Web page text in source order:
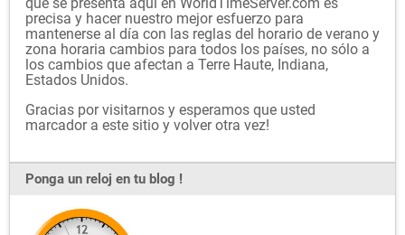
precisa y hacer nuestro mejor esfuerzo para
mantenerse al día con las reglas del horario de verano y
zona horaria cambios para todos los países, no sólo a
los cambios que afectan a Terre Haute, Indiana,
Estados Unidos.
Gracias por visitarnos y esperamos que usted
marcador a este sitio y volver otra vez!
Ponga un reloj en tu blog !